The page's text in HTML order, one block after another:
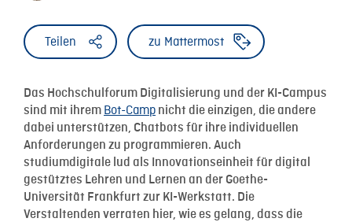
Teilen zu Mattermost
Das Hochschulforum Digitalisierung und der KI-Campus
sind mit ihrem Bot-Camp nicht die einzigen, die andere
dabei unterstützen, Chatbots für ihre individuellen
Anforderungen zu programmieren. Auch
studiumdigitale lud als Innovationseinheit für digital
gestütztes Lehren und Lernen an der Goethe-
Universität Frankfurt zur KI-Werkstatt. Die
Verstaltenden verraten hier, wie es gelang, dass die